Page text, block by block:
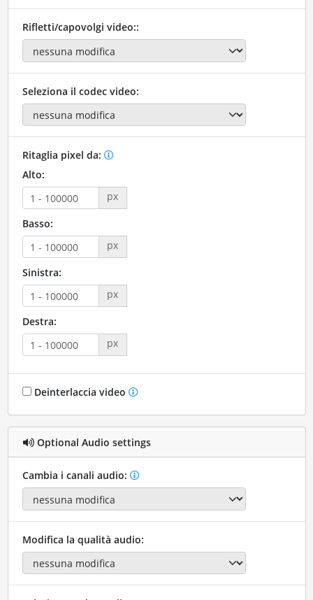
Rifletti/capovolgi video::
Seleziona il codec video:
Ritaglia pixel da:
Alto:
px
Basso:
px
Sinistra:
px
Destra:
px
Deinterlaccia video
Optional Audio settings
Cambia i canali audio:
Modifica la qualità audio: